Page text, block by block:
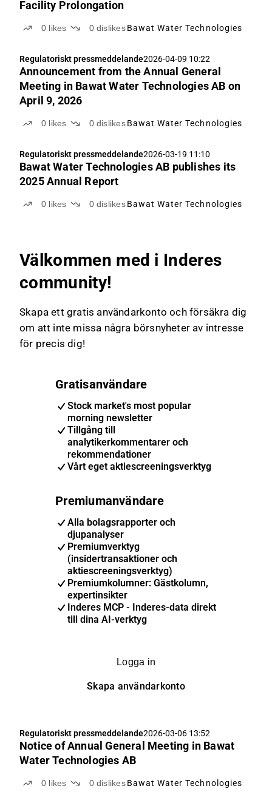
Facility Prolongation
0 likes 0 dislikes Bawat Water Technologies
Regulatoriskt pressmeddelande2026-04-09 10:22
Announcement from the Annual General
Meeting in Bawat Water Technologies AB on
April 9, 2026
0 likes 0 dislikes Bawat Water Technologies
Regulatoriskt pressmeddelande2026-03-19 11:10
Bawat Water Technologies AB publishes its
2025 Annual Report
0 likes 0 dislikes Bawat Water Technologies
Välkommen med i Inderes
community!
Skapa ett gratis användarkonto och försäkra dig
om att inte missa några börsnyheter av intresse
för precis dig!
Gratisanvändare
Stock market's most popular
morning newsletter
Tillgång till
analytikerkommentarer och
rekommendationer
Vårt eget aktiescreeningsverktyg
Premiumanvändare
Alla bolagsrapporter och
djupanalyser
Premiumverktyg
(insidertransaktioner och
aktiescreeningsverktyg)
Premiumkolumner: Gästkolumn,
expertinsikter
Inderes MCP - Inderes-data direkt
till dina AI-verktyg
Logga in
Skapa användarkonto
Regulatoriskt pressmeddelande2026-03-06 13:52
Notice of Annual General Meeting in Bawat
Water Technologies AB
0 likes 0 dislikes Bawat Water Technologies